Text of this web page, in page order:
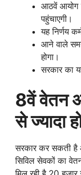
आठवें आयोग
पहुंचाएगी।
यह निर्णय
आने वाले
होगा।
सरकार का
8वें वेतन
से ज्यादा
सरकार कर सकती है
सिविल सेवकों का